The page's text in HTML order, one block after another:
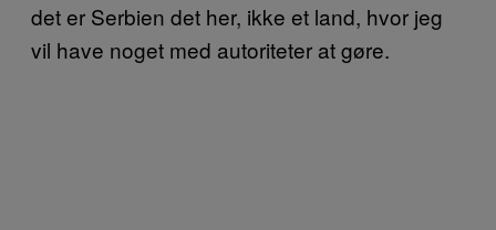
det er Serbien det her, ikke et land, hvor jeg
vil have noget med autoriteter at gøre.